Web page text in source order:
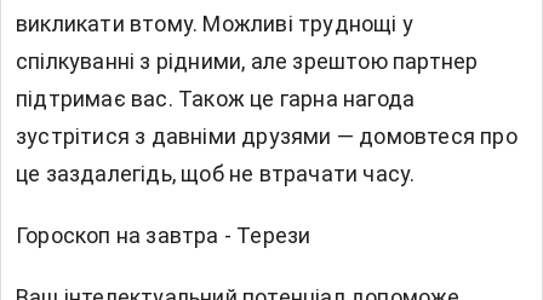
викликати втому. Можливі труднощі у
спілкуванні з рідними, але зрештою партнер
підтримає вас. Також це гарна нагода
зустрітися з давніми друзями — домовтеся про
це заздалегідь, щоб не втрачати часу.
Гороскоп на завтра - Терези